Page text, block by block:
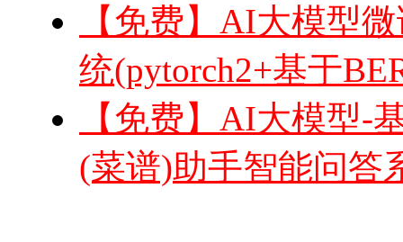
【免费】AI大模型
统(pytorch2+基于
【免费】AI大模型-
(菜谱)助手智能问答